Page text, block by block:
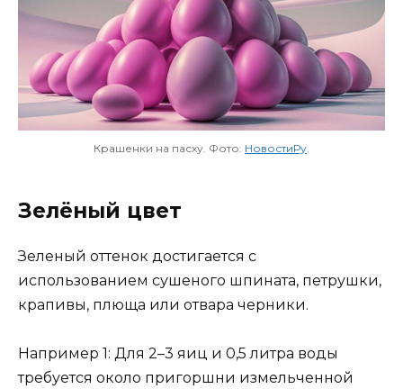
Крашенки на пасху. Фото: НовостиРу.
Зелёный цвет
Зеленый оттенок достигается с
использованием сушеного шпината, петрушки,
крапивы, плюща или отвара черники.
Например 1: Для 2–3 яиц и 0,5 литра воды
требуется около пригоршни измельченной